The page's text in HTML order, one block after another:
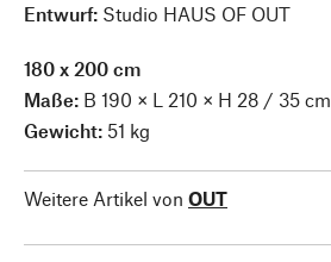
Entwurf: Studio HAUS OF OUT
180 x 200 cm
Maße: B 190 × L 210 × H 28 / 35 cm
Gewicht: 51 kg
Weitere Artikel von OUT